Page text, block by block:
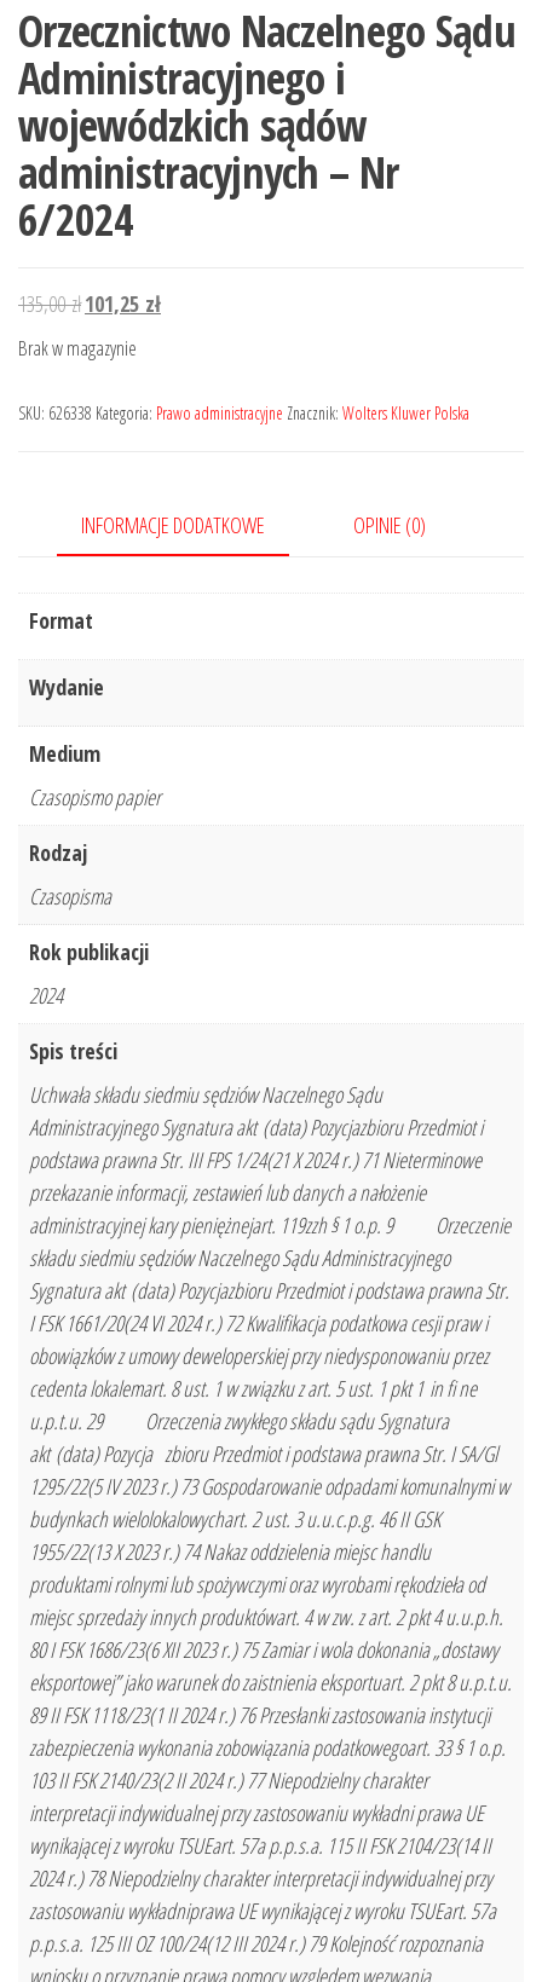
Orzecznictwo Naczelnego Sądu
Administracyjnego i
wojewódzkich sądów
administracyjnych – Nr
6/2024
135,00złPierwotna
wynosiła:
135,00 zł.
101,25 złAktualna
101,25 zł.
Brak w magazynie
SKU: 626338 Kategoria: Prawo administracyjne Znacznik: Wolters Kluwer Polska
INFORMACJE DODATKOWE OPINIE (0)
Format
Wydanie
Medium
Czasopismo papier
Rodzaj
Czasopisma
Rok publikacji
2024
Spis treści
Uchwała składu siedmiu sędziów Naczelnego Sądu
Administracyjnego Sygnatura akt (data) Pozycjazbioru Przedmiot i
podstawa prawna Str. III FPS 1/24(21 X 2024 r.) 71 Nieterminowe
przekazanie informacji, zestawień lub danych a nałożenie
administracyjnej kary pieniężnejart. 119zzh § 1 o.p. 9 Orzeczenie
składu siedmiu sędziów Naczelnego Sądu Administracyjnego
Sygnatura akt (data) Pozycjazbioru Przedmiot i podstawa prawna Str.
I FSK 1661/20(24 VI 2024 r.) 72 Kwalifikacja podatkowa cesji praw i
obowiązków z umowy deweloperskiej przy niedysponowaniu przez
cedenta lokalemart. 8 ust. 1 w związku z art. 5 ust. 1 pkt 1 in fi ne
u.p.t.u. 29 Orzeczenia zwykłego składu sądu Sygnatura
akt (data) Pozycja zbioru Przedmiot i podstawa prawna Str. I SA/Gl
1295/22(5 IV 2023 r.) 73 Gospodarowanie odpadami komunalnymi w
budynkach wielolokalowychart. 2 ust. 3 u.u.c.p.g. 46 II GSK
1955/22(13 X 2023 r.) 74 Nakaz oddzielenia miejsc handlu
produktami rolnymi lub spożywczymi oraz wyrobami rękodzieła od
miejsc sprzedaży innych produktówart. 4 w zw. z art. 2 pkt 4 u.u.p.h.
80 I FSK 1686/23(6 XII 2023 r.) 75 Zamiar i wola dokonania „dostawy
eksportowej” jako warunek do zaistnienia eksportuart. 2 pkt 8 u.p.t.u.
89 II FSK 1118/23(1 II 2024 r.) 76 Przesłanki zastosowania instytucji
zabezpieczenia wykonania zobowiązania podatkowegoart. 33 § 1 o.p.
103 II FSK 2140/23(2 II 2024 r.) 77 Niepodzielny charakter
interpretacji indywidualnej przy zastosowaniu wykładni prawa UE
wynikającej z wyroku TSUEart. 57a p.p.s.a. 115 II FSK 2104/23(14 II
2024 r.) 78 Niepodzielny charakter interpretacji indywidualnej przy
zastosowaniu wykładniprawa UE wynikającej z wyroku TSUEart. 57a
p.p.s.a. 125 III OZ 100/24(12 III 2024 r.) 79 Kolejność rozpoznania